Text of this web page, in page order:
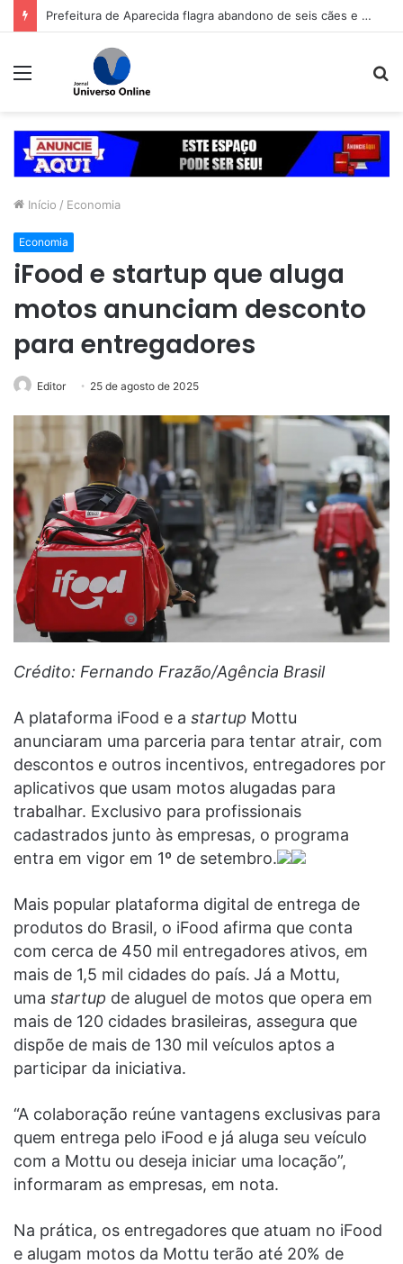
Prefeitura de Goiânia intensifica trabalho de enfrentamento da violência contra a mulher durante campanha Agosto Lilás
Menu
Início / Economia
Economia
iFood e startup que aluga
motos anunciam desconto
para entregadores
Editor 25 de agosto de 2025
Crédito: Fernando Frazão/Agência Brasil
A plataforma iFood e a startup Mottu
anunciaram uma parceria para tentar atrair, com
descontos e outros incentivos, entregadores por
aplicativos que usam motos alugadas para
trabalhar. Exclusivo para profissionais
cadastrados junto às empresas, o programa
entra em vigor em 1º de setembro.
Mais popular plataforma digital de entrega de
produtos do Brasil, o iFood afirma que conta
com cerca de 450 mil entregadores ativos, em
mais de 1,5 mil cidades do país. Já a Mottu,
uma startup de aluguel de motos que opera em
mais de 120 cidades brasileiras, assegura que
dispõe de mais de 130 mil veículos aptos a
participar da iniciativa.
“A colaboração reúne vantagens exclusivas para
quem entrega pelo iFood e já aluga seu veículo
com a Mottu ou deseja iniciar uma locação”,
informaram as empresas, em nota.
Na prática, os entregadores que atuam no iFood
e alugam motos da Mottu terão até 20% de